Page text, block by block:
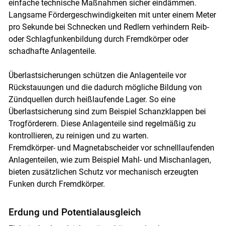
einfache technische Maßnahmen sicher eindämmen.
Langsame Fördergeschwindigkeiten mit unter einem Meter
pro Sekunde bei Schnecken und Redlern verhindern Reib-
oder Schlagfunkenbildung durch Fremdkörper oder
schadhafte Anlagenteile.
Überlastsicherungen schützen die Anlagenteile vor
Rückstauungen und die dadurch mögliche Bildung von
Zündquellen durch heißlaufende Lager. So eine
Überlastsicherung sind zum Beispiel Schanzklappen bei
Trogförderern. Diese Anlagenteile sind regelmäßig zu
kontrollieren, zu reinigen und zu warten.
Fremdkörper- und Magnetabscheider vor schnelllaufenden
Anlagenteilen, wie zum Beispiel Mahl- und Mischanlagen,
bieten zusätzlichen Schutz vor mechanisch erzeugten
Funken durch Fremdkörper.
Erdung und Potentialausgleich